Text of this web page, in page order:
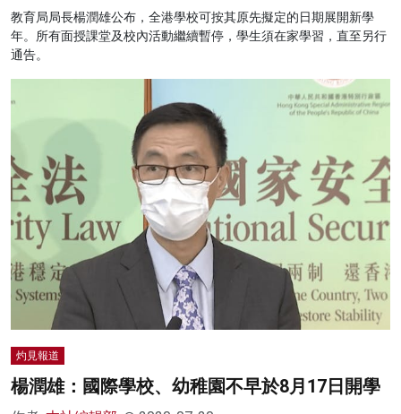
教育局局長楊潤雄公布，全港學校可按其原先擬定的日期展開新學
年。所有面授課堂及校內活動繼續暫停，學生須在家學習，直至另行
通告。
灼見報道
楊潤雄：國際學校、幼稚園不早於8月17日開學